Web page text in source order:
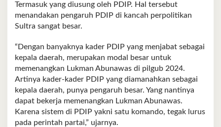
Termasuk yang diusung oleh PDIP. Hal tersebut
menandakan pengaruh PDIP di kancah perpolitikan
Sultra sangat besar.
“Dengan banyaknya kader PDIP yang menjabat sebagai
kepala daerah, merupakan modal besar untuk
memenangkan Lukman Abunawas di pilgub 2024.
Artinya kader-kader PDIP yang diamanahkan sebagai
kepala daerah, punya pengaruh besar. Yang nantinya
dapat bekerja memenangkan Lukman Abunawas.
Karena sistem di PDIP yakni satu komando, tegak lurus
pada perintah partai,” ujarnya.